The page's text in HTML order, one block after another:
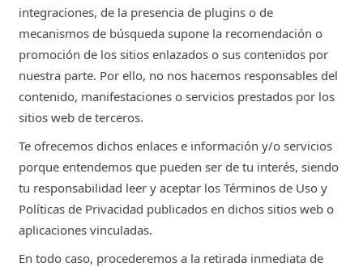
integraciones, de la presencia de plugins o de
mecanismos de búsqueda supone la recomendación o
promoción de los sitios enlazados o sus contenidos por
nuestra parte. Por ello, no nos hacemos responsables del
contenido, manifestaciones o servicios prestados por los
sitios web de terceros.
Te ofrecemos dichos enlaces e información y/o servicios
porque entendemos que pueden ser de tu interés, siendo
tu responsabilidad leer y aceptar los Términos de Uso y
Políticas de Privacidad publicados en dichos sitios web o
aplicaciones vinculadas.
En todo caso, procederemos a la retirada inmediata de